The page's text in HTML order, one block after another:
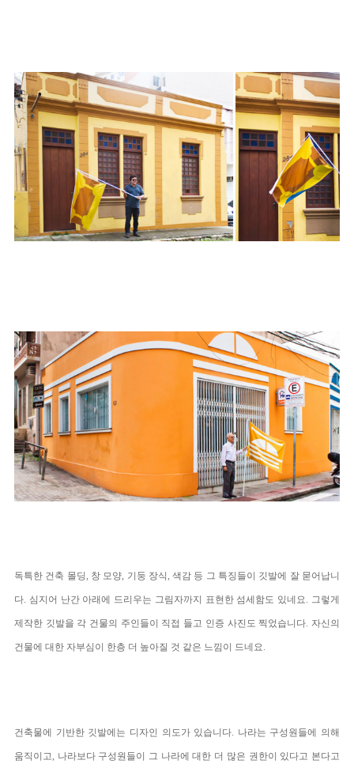
독특한 건축 몰딩, 창 모양, 기둥 장식, 색감 등 그 특징들이 깃발에 잘 묻어납니
다. 심지어 난간 아래에 드리우는 그림자까지 표현한 섬세함도 있네요. 그렇게
제작한 깃발을 각 건물의 주인들이 직접 들고 인증 사진도 찍었습니다. 자신의
건물에 대한 자부심이 한층 더 높아질 것 같은 느낌이 드네요.
건축물에 기반한 깃발에는 디자인 의도가 있습니다. 나라는 구성원들에 의해
움직이고, 나라보다 구성원들이 그 나라에 대한 더 많은 권한이 있다고 본다고